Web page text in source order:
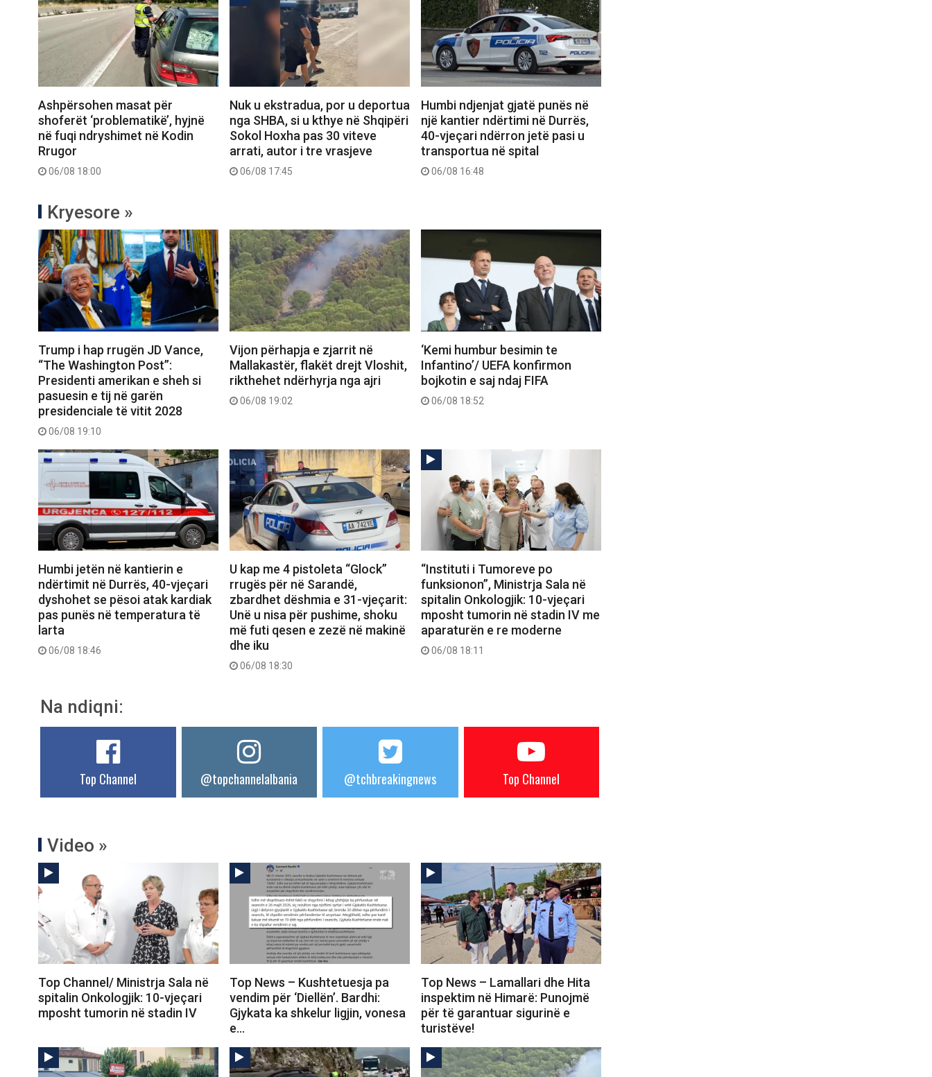
Ashpërsohen masat për
shoferët ‘problematikë’, hyjnë
në fuqi ndryshimet në Kodin
Rrugor
06/08 18:00
Nuk u ekstradua, por u deportua
nga SHBA, si u kthye në Shqipëri
Sokol Hoxha pas 30 viteve
arrati, autor i tre vrasjeve
06/08 17:45
Humbi ndjenjat gjatë punës në
një kantier ndërtimi në Durrës,
40-vjeçari ndërron jetë pasi u
transportua në spital
06/08 16:48
Kryesore »
Trump i hap rrugën JD Vance,
“The Washington Post”:
Presidenti amerikan e sheh si
pasuesin e tij në garën
presidenciale të vitit 2028
06/08 19:10
Vijon përhapja e zjarrit në
Mallakastër, flakët drejt Vloshit,
rikthehet ndërhyrja nga ajri
06/08 19:02
‘Kemi humbur besimin te
Infantino’/ UEFA konfirmon
bojkotin e saj ndaj FIFA
06/08 18:52
Humbi jetën në kantierin e
ndërtimit në Durrës, 40-vjeçari
dyshohet se pësoi atak kardiak
pas punës në temperatura të
larta
06/08 18:46
U kap me 4 pistoleta “Glock”
rrugës për në Sarandë,
zbardhet dëshmia e 31-vjeçarit:
Unë u nisa për pushime, shoku
më futi qesen e zezë në makinë
dhe iku
06/08 18:30
“Instituti i Tumoreve po
funksionon”, Ministrja Sala në
spitalin Onkologjik: 10-vjeçari
mposht tumorin në stadin IV me
aparaturën e re moderne
06/08 18:11
Na ndiqni:
Top Channel @topchannelalbania @tchbreakingnews Top Channel
Video »
Top Channel/ Ministrja Sala në
spitalin Onkologjik: 10-vjeçari
mposht tumorin në stadin IV
Top News – Kushtetuesja pa
vendim për ‘Diellën’. Bardhi:
Gjykata ka shkelur ligjin, vonesa
e…
Top News – Lamallari dhe Hita
inspektim në Himarë: Punojmë
për të garantuar sigurinë e
turistëve!